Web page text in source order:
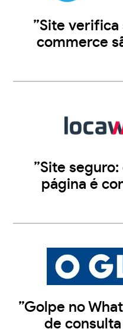
”Site verifica
commerce
”Site
página é
”Golpe no
de